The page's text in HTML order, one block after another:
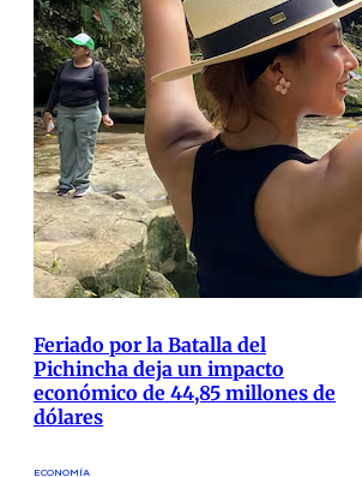
Feriado por la Batalla del
Pichincha deja un impacto
económico de 44,85 millones de
dólares
ECONOMÍA